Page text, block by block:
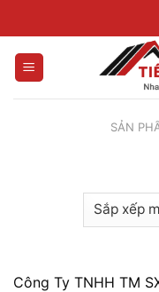
to
content
SẢN
Công Ty TNHH TM